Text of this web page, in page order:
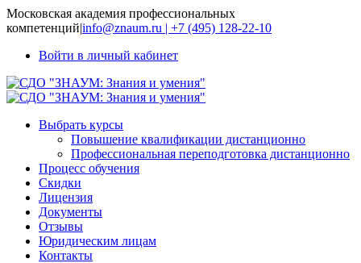
Московская академия профессиональных
компетенций|info@znaum.ru | +7 (495) 128-22-10
Войти в личный кабинет
Выбрать курсы
Повышение квалификации дистанционно
Профессиональная переподготовка дистанционно
Процесс обучения
Скидки
Лицензия
Документы
Отзывы
Юридическим лицам
Контакты